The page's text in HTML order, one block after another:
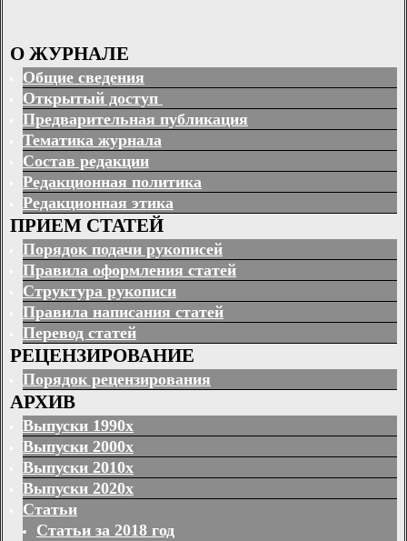
О ЖУРНАЛЕ
Общие сведения
Открытый доступ
Предварительная публикация
Тематика журнала
Состав редакции
Редакционная политика
Редакционная этика
ПРИЕМ СТАТЕЙ
Порядок подачи рукописей
Правила оформления статей
Структура рукописи
Правила написания статей
Перевод статей
РЕЦЕНЗИРОВАНИЕ
Порядок рецензирования
АРХИВ
Выпуски 1990х
Выпуски 2000х
Выпуски 2010х
Выпуски 2020х
Статьи
Статьи за 2018 год